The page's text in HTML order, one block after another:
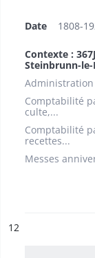
Date 1808-
Contexte :
Steinbrunn-
Comptabilité
culte,...
Comptabilité
recettes...
Messes
n°
12